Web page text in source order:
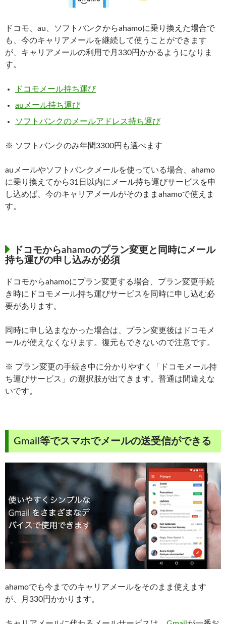
ドコモ、au、ソフトバンクからahamoに乗り換えた場合で
も、今のキャリアメールを継続して使うことができます
が、キャリアメールの利用で月330円かかるようになりま
す。
ドコモメール持ち運び
auメール持ち運び
ソフトバンクのメールアドレス持ち運び
※ ソフトバンクのみ年間3300円も選べます
auメールやソフトバンクメールを使っている場合、ahamo
に乗り換えてから31日以内にメール持ち運びサービスを申
し込めば、今のキャリアメールがそのままahamoで使えま
す。
ドコモからahamoのプラン変更と同時にメール
持ち運びの申し込みが必須
ドコモからahamoにプラン変更する場合、プラン変更手続
き時にドコモメール持ち運びサービスを同時に申し込む必
要があります。
同時に申し込まなかった場合は、プラン変更後はドコモメ
ールが使えなくなります。復元もできないので注意です。
※ プラン変更の手続き中に分かりやすく「ドコモメール持
ち運びサービス」の選択肢が出てきます。普通は間違えな
いです。
Gmail等でスマホでメールの送受信ができる
ahamoでも今までのキャリアメールをそのまま使えます
が、月330円かかります。